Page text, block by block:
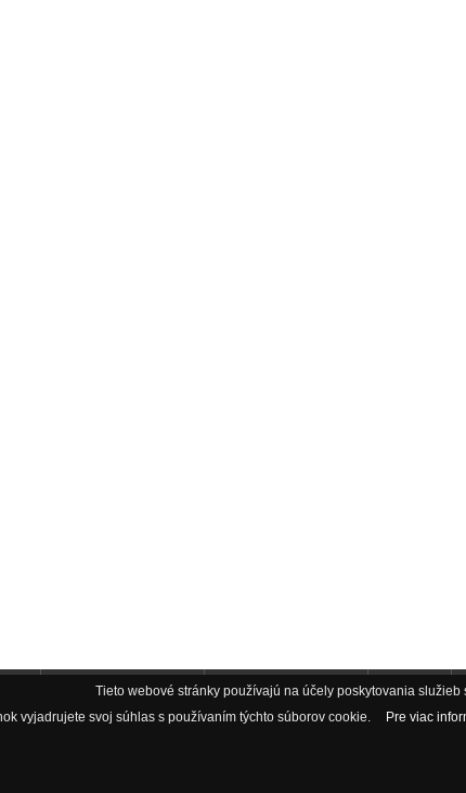
Facebook AkvaObchod Instagram AkvaObchod AkvaBlog
Tieto webové stránky používajú na účely poskytovania služieb
vyjadrujete svoj súhlas s používaním týchto súborov cookie.
Pre viac